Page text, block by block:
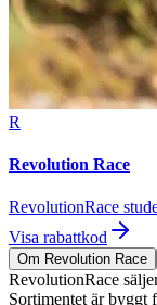
R
Revolution Race
RevolutionRace
Visa rabattkod
Om Revolution Race
RevolutionRace
Sortimentet är byggt